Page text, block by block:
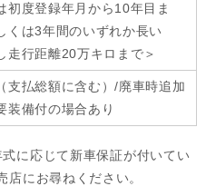
初度登録年月から10年目ま
くは3年間のいずれか長い
走行距離20万キロまで＞
支払総額に含む）/廃車時追加
装備付の場合あり
に応じて新車保証が付いてい
店にお尋ねください。